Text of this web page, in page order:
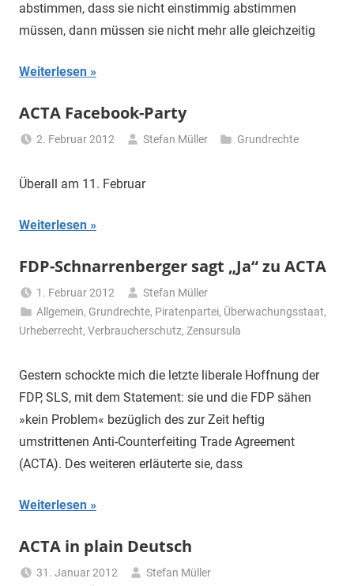
abstimmen, dass sie nicht einstimmig abstimmen
müssen, dann müssen sie nicht mehr alle gleichzeitig
Weiterlesen
ACTA Facebook-Party
2. Februar 2012 Stefan Müller Grundrechte
Überall am 11. Februar
Weiterlesen
FDP-Schnarrenberger sagt „Ja“ zu ACTA
1. Februar 2012
Stefan Müller
Allgemein, Grundrechte, Piratenpartei, Überwachungsstaat,
Urheberrecht, Verbraucherschutz, Zensursula
Gestern schockte mich die letzte liberale Hoffnung der
FDP, SLS, mit dem Statement: sie und die FDP sähen
»kein Problem« bezüglich des zur Zeit heftig
umstrittenen Anti-Counterfeiting Trade Agreement
(ACTA). Des weiteren erläuterte sie, dass
Weiterlesen
ACTA in plain Deutsch
31. Januar 2012
Stefan Müller